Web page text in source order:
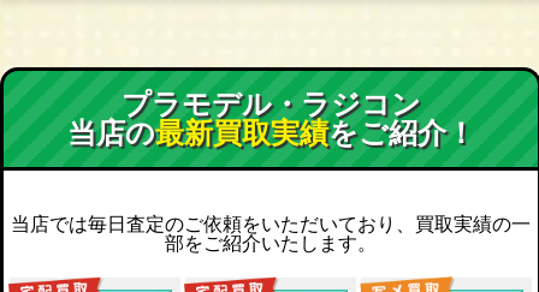
プラモデル・ラジコン
当店の最新買取実績をご紹介！
当店では毎日査定のご依頼をいただいており、買取実績の一
部をご紹介いたします。